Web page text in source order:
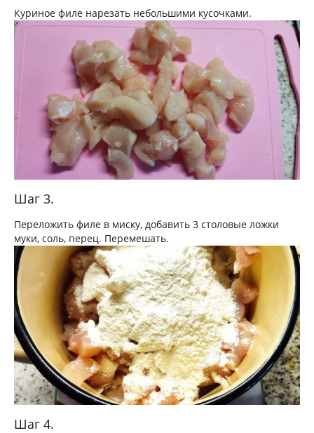
Куриное филе нарезать небольшими кусочками.
Шаг 3.
Переложить филе в миску, добавить 3 столовые ложки
муки, соль, перец. Перемешать.
Шаг 4.